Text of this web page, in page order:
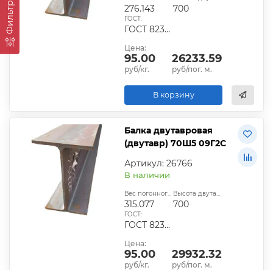
Фильтры 276.143 700
ГОСТ:
ГОСТ 8239-89
Цена:
95.00
руб/кг.
26233.59
руб/пог. м.
В корзину
Балка двутавровая
(двутавр) 70Ш5 09Г2С
Артикул: 26766
В наличии
Вес погонного метра, кг:
315.077
Высота двутавра:
700
ГОСТ:
ГОСТ 8239-89
Цена:
95.00
руб/кг.
29932.32
руб/пог. м.